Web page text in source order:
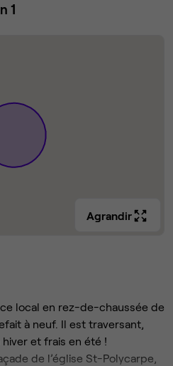
1
Agrandir
local en rez-de-chaussée de
à neuf. Il est traversant,
et frais en été !
de l’église St-Polycarpe,